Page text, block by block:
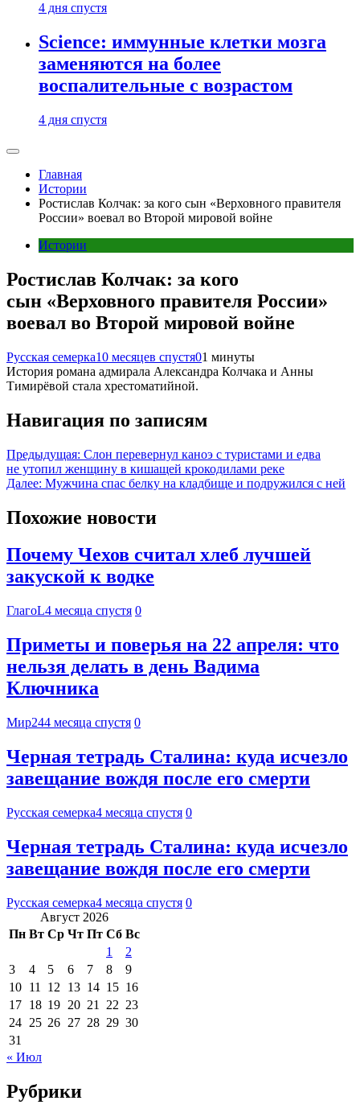
4 дня спустя
Science: иммунные клетки мозга
заменяются на более
воспалительные с возрастом
4 дня спустя
Главная
Истории
Ростислав Колчак: за кого сын «Верховного правителя
России» воевал во Второй мировой войне
Истории
Ростислав Колчак: за кого
сын «Верховного правителя России»
воевал во Второй мировой войне
Русская семерка10 месяцев спустя01 минуты
История романа адмирала Александра Колчака и Анны
Тимирёвой стала хрестоматийной.
Навигация по записям
Предыдущая: Слон перевернул каноэ с туристами и едва
не утопил женщину в кишащей крокодилами реке
Далее: Мужчина спас белку на кладбище и подружился с ней
Похожие новости
Почему Чехов считал хлеб лучшей
закуской к водке
ГлагоL4 месяца спустя 0
Приметы и поверья на 22 апреля: что
нельзя делать в день Вадима
Ключника
Мир244 месяца спустя 0
Черная тетрадь Сталина: куда исчезло
завещание вождя после его смерти
Русская семерка4 месяца спустя 0
Черная тетрадь Сталина: куда исчезло
завещание вождя после его смерти
Русская семерка4 месяца спустя 0
Август 2026
Пн Вт Ср Чт Пт Сб Вс
1
2
3
4 5 6 7 8
9
10 11 12 13 14 15 16
17 18 19 20 21 22 23
24 25 26 27 28 29 30
31
« Июл
Рубрики